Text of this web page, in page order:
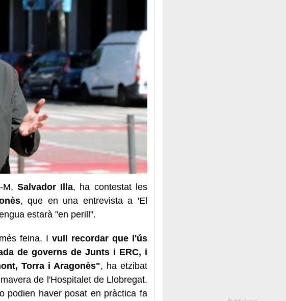
M,Salvador Illa, ha contestat les
, que en una entrevista a 'El
estarà "en perill".
feina. I vull recordar que l'ús
de governs de Junts i ERC, i
Torra i Aragonès", ha etzibat
de l'Hospitalet de Llobregat.
podien haver posat en pràctica fa